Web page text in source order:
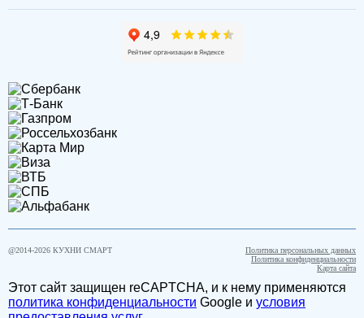
@2014-2026 КУХНИ СМАРТ
Политика персональных данных
Политика конфиденциальности
Карта сайта
Этот сайт защищен reCAPTCHA, и к нему применяются
политика конфиденциальности Google и условия